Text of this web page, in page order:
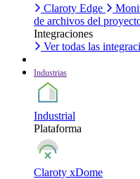
Claroty Edge
de archivos del
Integraciones
Ver todas las
Industrias
Industrial
Plataforma
Claroty xDome